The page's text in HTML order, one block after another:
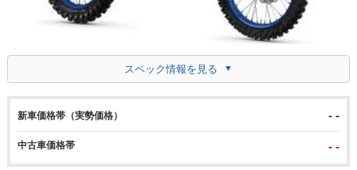
スペック情報を見る
新車価格帯（実勢価格） - -
中古車価格帯 - -